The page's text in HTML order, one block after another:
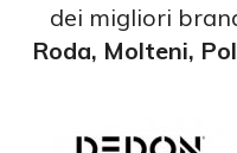
dei migliori
Roda, Molteni,